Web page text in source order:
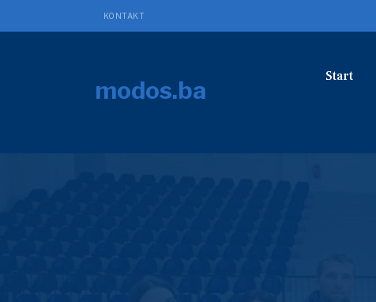
KONTAKT
modos.ba Start